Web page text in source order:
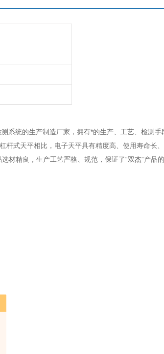
统的生产制造厂家，拥有*的生产、工艺、检测手
杆式天平相比，电子天平具有精度高、使用寿命长
材精良，生产工艺严格、规范，保证了“双杰”产品